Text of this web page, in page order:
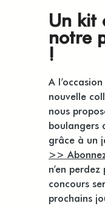
Un kit
notre
!
A
nouvelle
nous
boulangers
grâce à un
>>
n’en
concours
prochains